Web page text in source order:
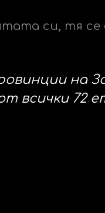
си, тя се
на
всички 72